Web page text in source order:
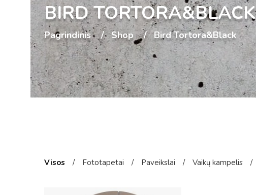
BIRD TORTORA&BLACK
Pagrindinis Shop Bird Tortora&Black
Visos / Fototapetai / Paveikslai / Vaikų kampelis /